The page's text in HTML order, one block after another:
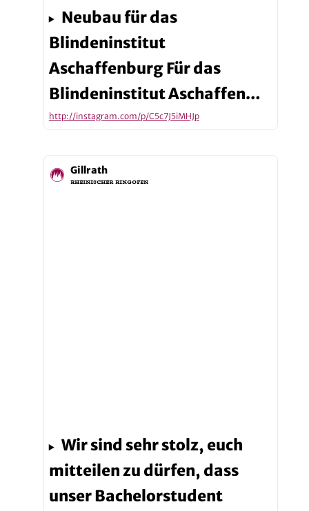
Neubau für das
Blindeninstitut
Aschaffenburg Für das
Blindeninstitut Aschaffen…
http://instagram.com/p/C5c7J5iMHJp
Wir sind sehr stolz, euch
mitteilen zu dürfen, dass
unser Bachelorstudent